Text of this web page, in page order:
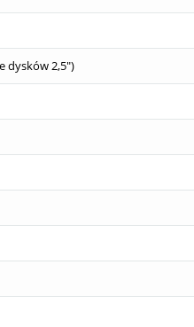
dysków 2,5")